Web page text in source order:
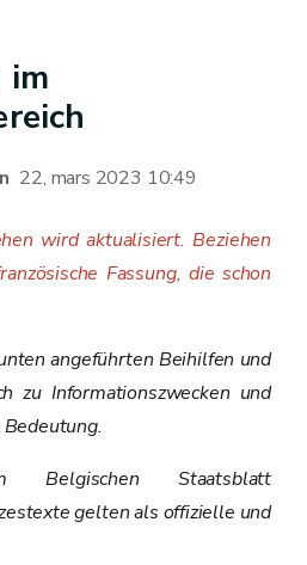
im
22, mars 2023 10:49
wird aktualisiert. Beziehen
Fassung, die schon
angeführten Beihilfen und
zu Informationszwecken und
Staatsblatt
gelten als offizielle und